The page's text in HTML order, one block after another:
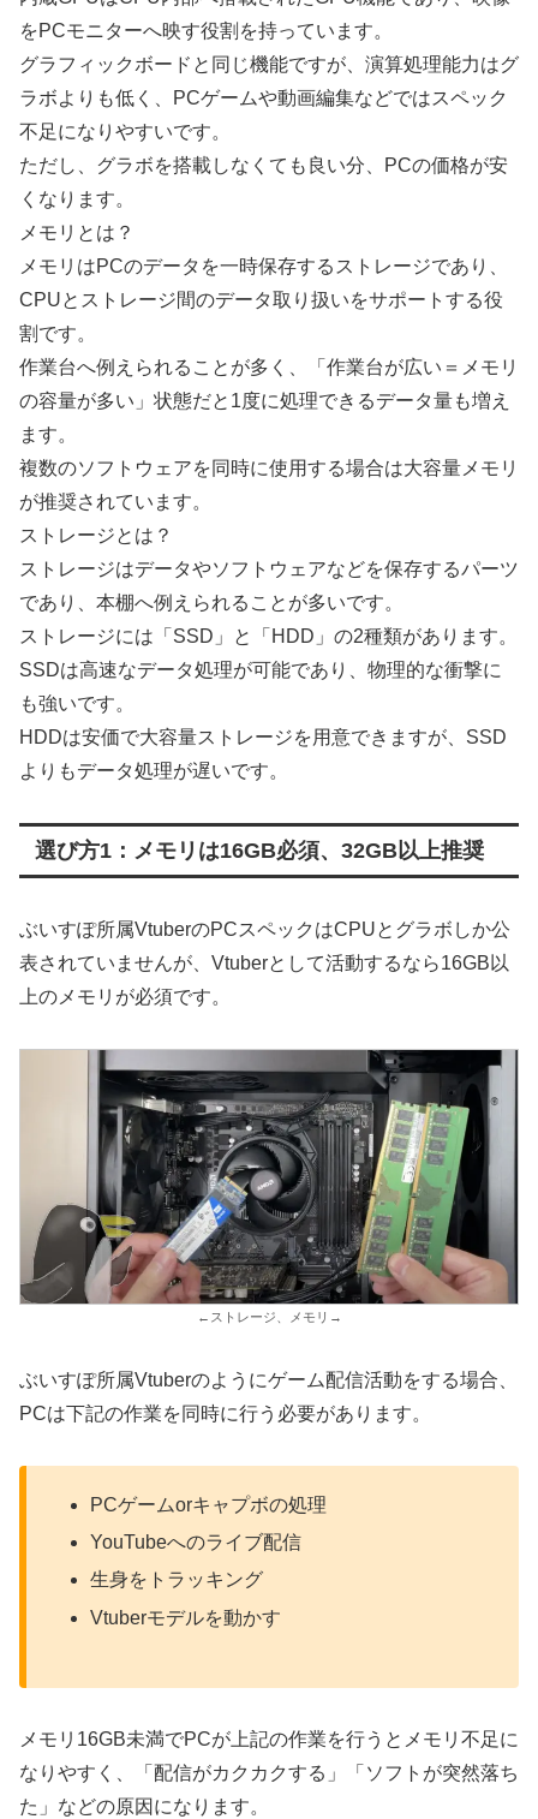
をPCモニターへ映す役割を持っています。
グラフィックボードと同じ機能ですが、演算処理能力はグ
ラボよりも低く、PCゲームや動画編集などではスペック
不足になりやすいです。
ただし、グラボを搭載しなくても良い分、PCの価格が安
くなります。
メモリとは？
メモリはPCのデータを一時保存するストレージであり、
CPUとストレージ間のデータ取り扱いをサポートする役
割です。
作業台へ例えられることが多く、「作業台が広い＝メモリ
の容量が多い」状態だと1度に処理できるデータ量も増え
ます。
複数のソフトウェアを同時に使用する場合は大容量メモリ
が推奨されています。
ストレージとは？
ストレージはデータやソフトウェアなどを保存するパーツ
であり、本棚へ例えられることが多いです。
ストレージには「SSD」と「HDD」の2種類があります。
SSDは高速なデータ処理が可能であり、物理的な衝撃に
も強いです。
HDDは安価で大容量ストレージを用意できますが、SSD
よりもデータ処理が遅いです。
選び方1：メモリは16GB必須、32GB以上推奨
ぶいすぽ所属VtuberのPCスペックはCPUとグラボしか公
表されていませんが、Vtuberとして活動するなら16GB以
上のメモリが必須です。
←ストレージ、メモリ→
ぶいすぽ所属Vtuberのようにゲーム配信活動をする場合、
PCは下記の作業を同時に行う必要があります。
PCゲームorキャプボの処理
YouTubeへのライブ配信
生身をトラッキング
Vtuberモデルを動かす
メモリ16GB未満でPCが上記の作業を行うとメモリ不足に
なりやすく、「配信がカクカクする」「ソフトが突然落ち
た」などの原因になります。